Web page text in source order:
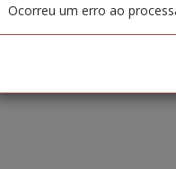
Ocorreu um erro ao